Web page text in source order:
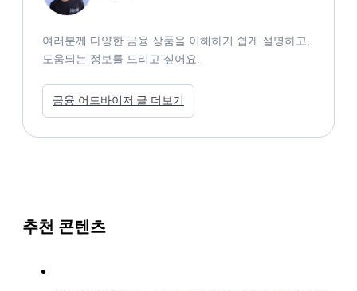
여러분께 다양한 금융 상품을 이해하기 쉽게 설명하고,
도움되는 정보를 드리고 싶어요.
금융 어드바이저 글 더보기
추천 콘텐츠